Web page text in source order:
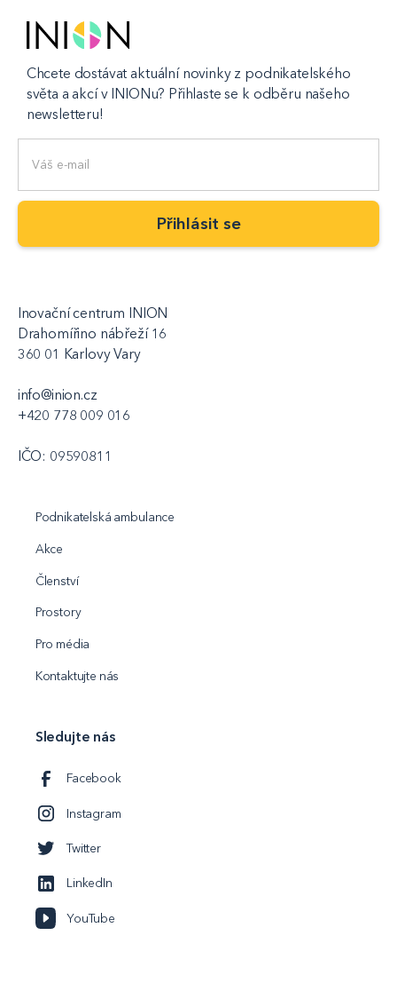
Chcete dostávat aktuální novinky z podnikatelského
světa a akcí v INIONu? Přihlaste se k odběru našeho
newsletteru!
Inovační centrum INION
Drahomířino nábřeží 16
360 01 Karlovy Vary
info@inion.cz
+420 778 009 016
IČO: 09590811
Podnikatelská ambulance
Akce
Členství
Prostory
Pro média
Kontaktujte nás
Sledujte nás
Facebook
Instagram
Twitter
LinkedIn
YouTube